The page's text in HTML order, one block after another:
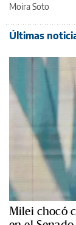
Moira Soto
Últimas
Milei chocó